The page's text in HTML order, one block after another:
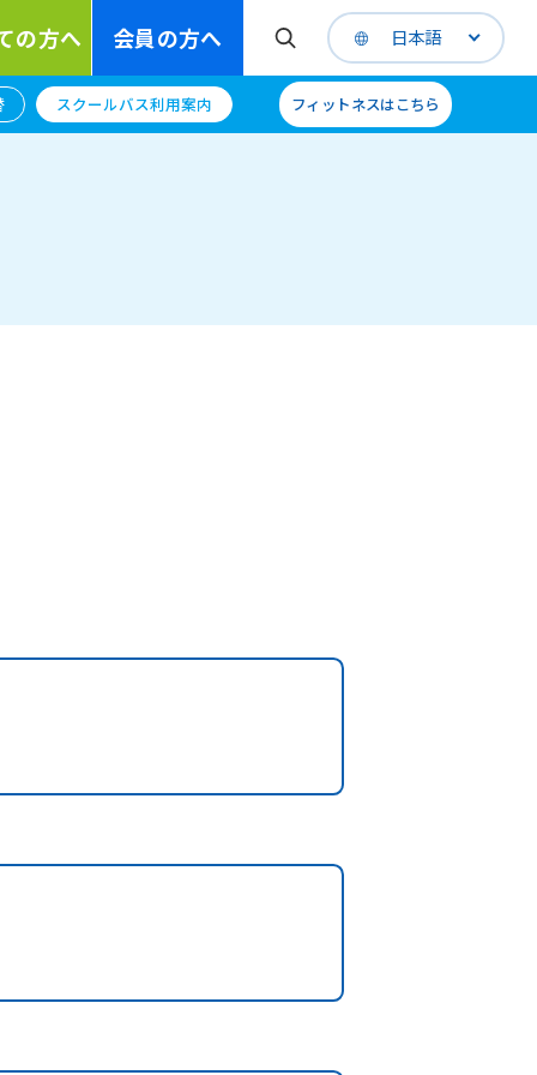
の方へ 会員の方へ 日本語
スクールバス利用案内 フィットネスはこちら